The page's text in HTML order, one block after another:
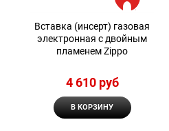
Вставка (инсерт) газовая
электронная с двойным
пламенем Zippo
4 610 руб
В КОРЗИНУ